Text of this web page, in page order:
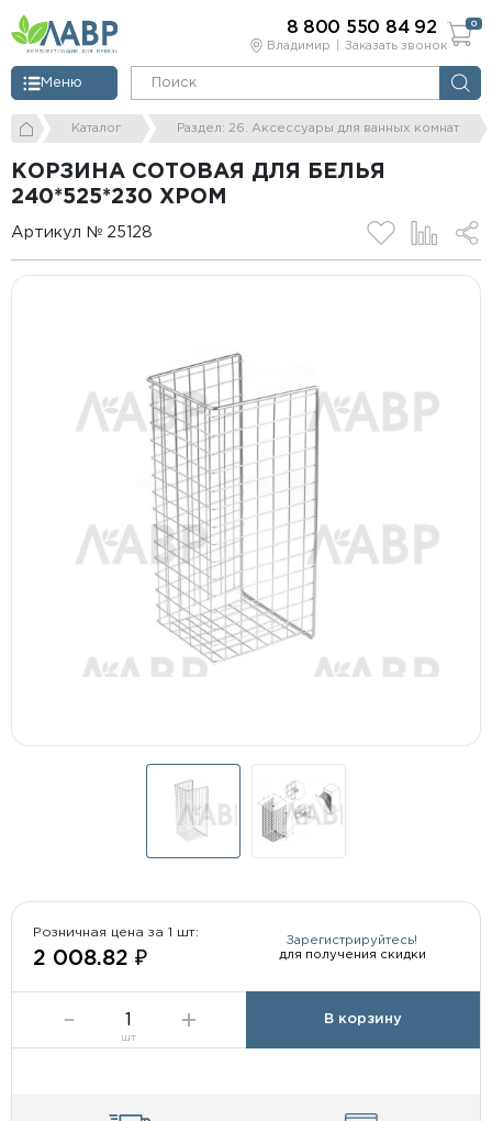
Владимир Заказать звонок
Меню
8 800 550 84 92 0
Каталог Раздел: 26. Аксессуары для ванных комнат
КОРЗИНА СОТОВАЯ ДЛЯ БЕЛЬЯ
240*525*230 ХРОМ
Артикул № 25128
Розничная цена за 1 шт:
2 008.82 ₽
Зарегистрируйтесь!
для получения скидки
шт
В корзину